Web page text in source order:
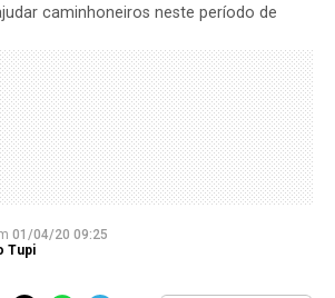
caminhoneiros neste período de
01/04/20 09:25
Tupi